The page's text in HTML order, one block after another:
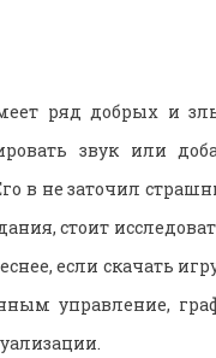
ряд добрых и
звук или
в не заточил
стоит
если скачать
управление,